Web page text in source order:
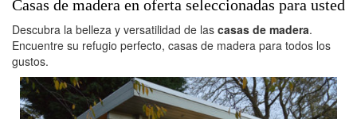
Casas de madera en oferta seleccionadas para usted
Descubra la belleza y versatilidad de las casas de madera.
Encuentre su refugio perfecto, casas de madera para todos los
gustos.